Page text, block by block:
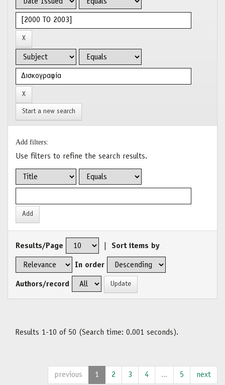
Start a new search
Add filters:
Use filters to refine the search results.
Results/Page Sort items by
In order
Authors/record
Results 1-10 of 50 (Search time: 0.001 seconds).
previous 1 2 3 4 ... 5 next